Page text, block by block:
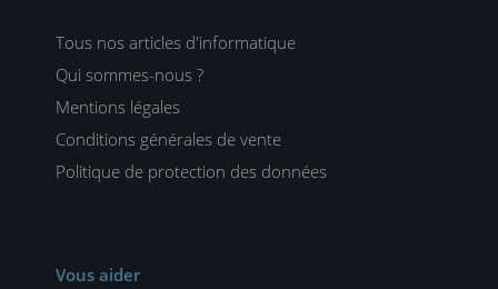
Tous nos articles d'informatique
Qui sommes-nous ?
Mentions légales
Conditions générales de vente
Politique de protection des données
Vous aider